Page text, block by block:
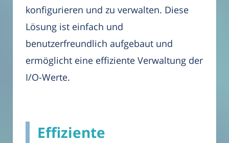
konfigurieren und zu verwalten. Diese
Lösung ist einfach und
benutzerfreundlich aufgebaut und
ermöglicht eine effiziente Verwaltung der
I/O-Werte.
Effiziente